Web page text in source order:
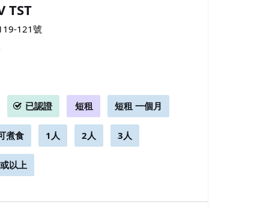
TST
121號
已認證 短租 短租 一個月
煮食 1人 2人 3人
以上